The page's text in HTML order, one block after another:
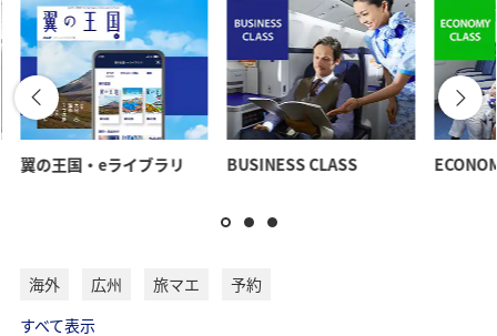
翼の王国・eライブラリ BUSINESS CLASS
海外 広州 旅マエ
予約
すべて表示